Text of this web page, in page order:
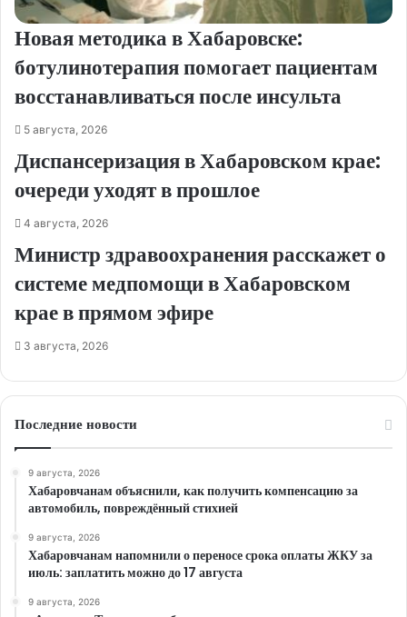
Новая методика в Хабаровске:
ботулинотерапия помогает пациентам
восстанавливаться после инсульта
5 августа, 2026
Диспансеризация в Хабаровском крае:
очереди уходят в прошлое
4 августа, 2026
Министр здравоохранения расскажет о
системе медпомощи в Хабаровском
крае в прямом эфире
3 августа, 2026
Последние новости
9 августа, 2026
Хабаровчанам объяснили, как получить компенсацию за
автомобиль, повреждённый стихией
9 августа, 2026
Хабаровчанам напомнили о переносе срока оплаты ЖКУ за
июль: заплатить можно до 17 августа
9 августа, 2026